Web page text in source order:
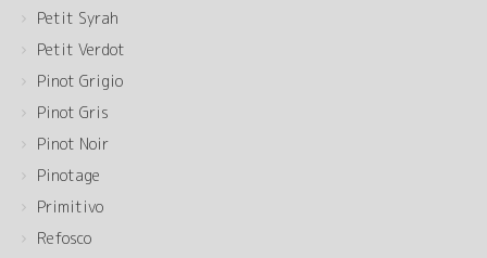
Petit Syrah
Petit Verdot
Pinot Grigio
Pinot Gris
Pinot Noir
Pinotage
Primitivo
Refosco